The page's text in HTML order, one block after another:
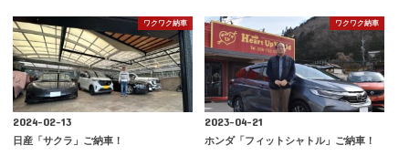
ワクワク納車
2024-02-13
日産「サクラ」ご納車！
ワクワク納車
2023-04-21
ホンダ「フィットシャトル」ご納車！